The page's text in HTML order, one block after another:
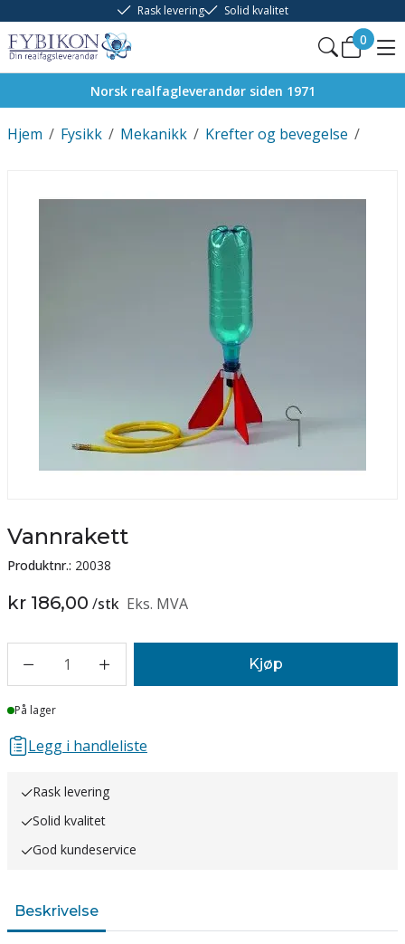
Rask levering Solid kvalitet
0
Norsk realfagleverandør siden 1971
/
Hjem /
Fysikk /
Mekanikk /
Krefter og bevegelse
Vannrakett
Produktnr.: 20038
kr 186,00 /stk Eks. MVA
1 Kjøp
Lager
På lager
Legg i handleliste
Rask levering
Solid kvalitet
God kundeservice
Beskrivelse